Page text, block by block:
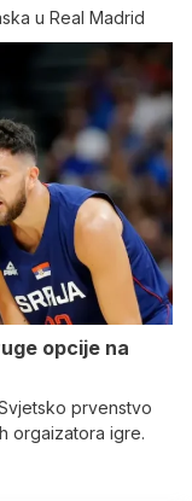
u Real Madrid
opcije na
prvenstvo
orgaizatora igre.